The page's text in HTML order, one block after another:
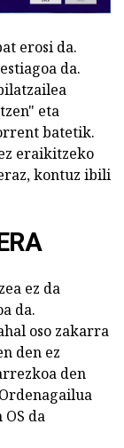
erosi da.
da.
eta
batetik.
eraikitzeko
kontuz ibili
ez da
da.
oso zakarra
den ez
den
da